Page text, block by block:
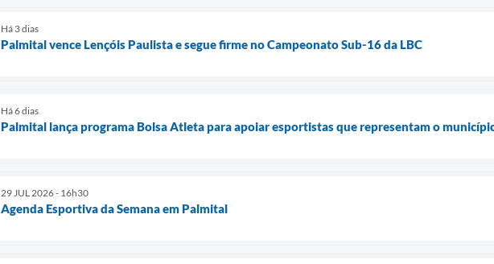
Há 3 dias
Palmital vence Lençóis Paulista e segue firme no Campeonato Sub-16 da LBC
Há 6 dias
Palmital lança programa Bolsa Atleta para apoiar esportistas que representam o
29 JUL 2026 - 16h30
Agenda Esportiva da Semana em Palmital